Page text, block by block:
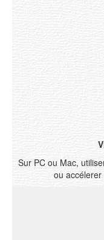
Sur PC ou Mac,
ou